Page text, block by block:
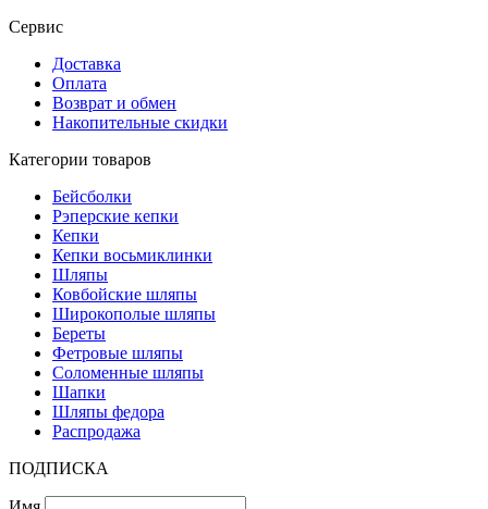
Сервис
Доставка
Оплата
Возврат и обмен
Накопительные скидки
Категории товаров
Бейсболки
Рэперские кепки
Кепки
Кепки восьмиклинки
Шляпы
Ковбойские шляпы
Широкополые шляпы
Береты
Фетровые шляпы
Соломенные шляпы
Шапки
Шляпы федора
Распродажа
ПОДПИСКА